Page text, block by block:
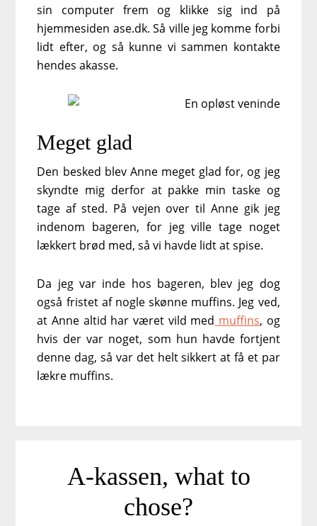
sin computer frem og klikke sig ind på
hjemmesiden ase.dk. Så ville jeg komme forbi
lidt efter, og så kunne vi sammen kontakte
hendes akasse.
Meget glad
Den besked blev Anne meget glad for, og jeg
skyndte mig derfor at pakke min taske og
tage af sted. På vejen over til Anne gik jeg
indenom bageren, for jeg ville tage noget
lækkert brød med, så vi havde lidt at spise.
Da jeg var inde hos bageren, blev jeg dog
også fristet af nogle skønne muffins. Jeg ved,
at Anne altid har været vild med muffins, og
hvis der var noget, som hun havde fortjent
denne dag, så var det helt sikkert at få et par
lækre muffins.
A-kassen, what to
chose?